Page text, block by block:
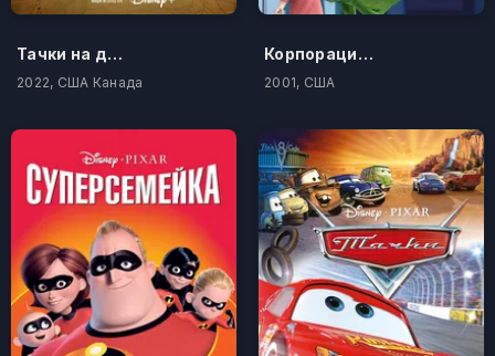
Тачки на дороге
2022, США Канада
Корпорация Монстров
2001, США